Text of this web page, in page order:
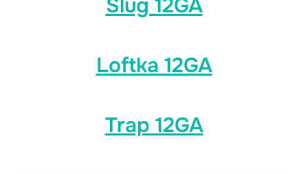
Slug 12GA
Loftka 12GA
Trap 12GA